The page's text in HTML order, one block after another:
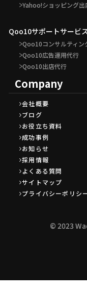
Yahoo!ショッピング出
Qoo10サポートサービ
Qoo10コンサルティン
Qoo10広告運用代行
Qoo10出店代行
Company
会社概要
ブログ
お役立ち資料
成功事例
お知らせ
採用情報
よくある質問
サイトマップ
プライバシーポリシ
©︎ 2023